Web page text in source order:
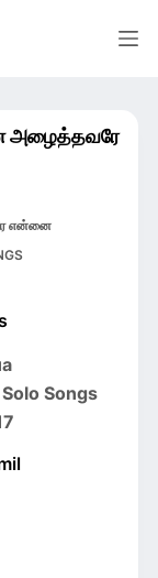
அழைத்தவரே
என்னை
Songs